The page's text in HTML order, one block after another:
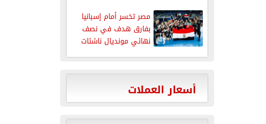
مصر تخسر أمام إسبانيا
بفارق هدف في نصف
نهائي مونديال ناشئات
اليد...
أسعار العملات